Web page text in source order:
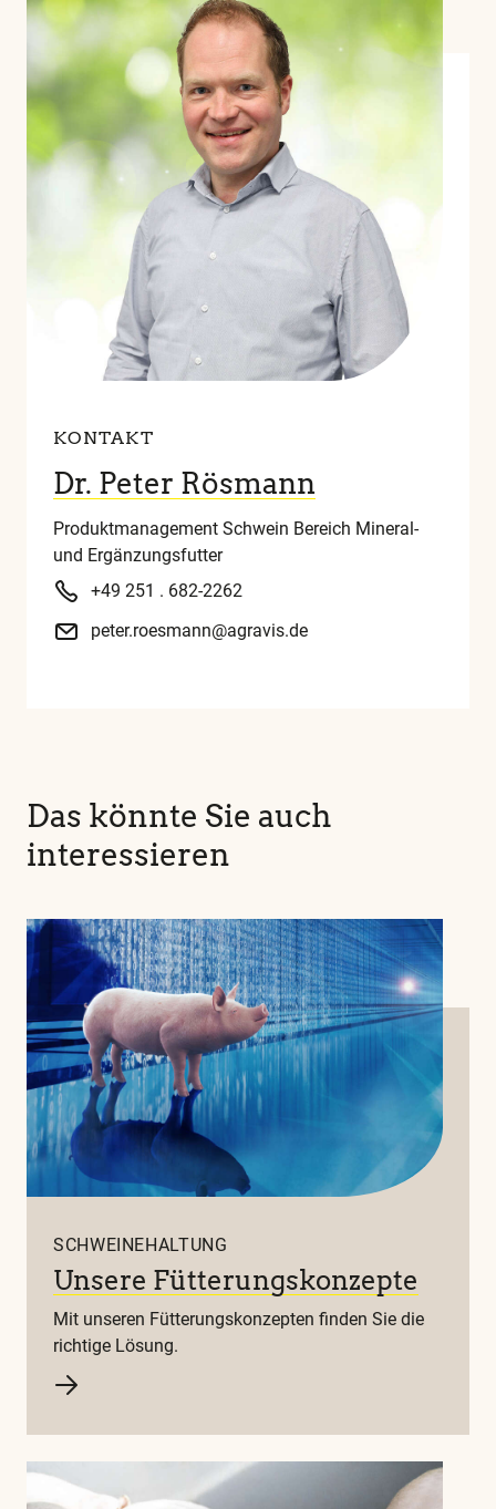
in
unserem
Glossar
KONTAKT
Dr. Peter Rösmann
Produktmanagement Schwein Bereich Mineral-
und Ergänzungsfutter
+49 251 . 682-2262
peter.roesmann@agravis.de
Das könnte Sie auch
interessieren
SCHWEINEHALTUNG
Unsere Fütterungskonzepte
Mit unseren Fütterungskonzepten finden Sie die
richtige Lösung.